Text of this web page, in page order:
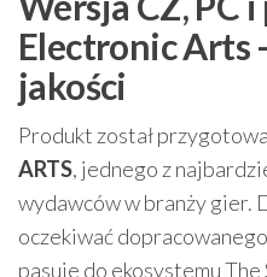
Electronic Arts
jakości
Produkt został
ARTS, jednego z
wydawców w branży gier.
oczekiwać
pasuje do ekosystemu